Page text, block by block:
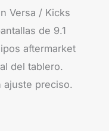
Versa / Kicks
de 9.1
aftermarket
del tablero.
ajuste preciso.